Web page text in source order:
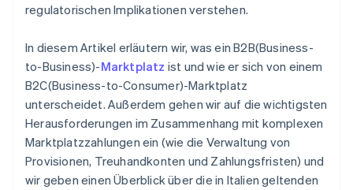
regulatorischen Implikationen verstehen.
In diesem Artikel erläutern wir, was ein B2B(Business-
to-Business)-Marktplatz ist und wie er sich von einem
B2C(Business-to-Consumer)-Marktplatz
unterscheidet. Außerdem gehen wir auf die wichtigsten
Herausforderungen im Zusammenhang mit komplexen
Marktplatzzahlungen ein (wie die Verwaltung von
Provisionen, Treuhandkonten und Zahlungsfristen) und
wir geben einen Überblick über die in Italien geltenden